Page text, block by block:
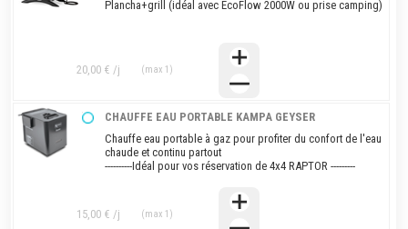
Plancha+grill (idéal avec EcoFlow 2000W ou prise camping)
(max 1)
20,00 € /j
CHAUFFE EAU PORTABLE KAMPA GEYSER
Chauffe eau portable à gaz pour profiter du confort de l'eau
chaude et continu partout
----------Idéal pour vos réservation de 4x4 RAPTOR ---------
(max 1)
15,00 € /j